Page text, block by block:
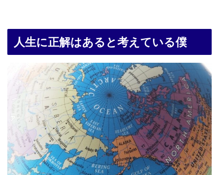
人生に正解はあると考えている僕